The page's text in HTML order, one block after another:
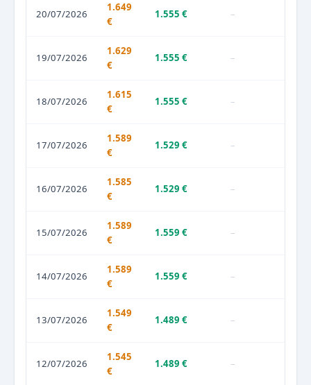
20/07/2026
1.649
€
1.555 € –
19/07/2026
1.629
€
1.555 € –
18/07/2026
1.615
€
1.555 € –
17/07/2026
1.589
€
1.529 € –
16/07/2026
1.585
€
1.529 € –
15/07/2026
1.589
€
1.559 € –
14/07/2026
1.589
€
1.559 € –
13/07/2026
1.549
€
1.489 € –
12/07/2026
1.545
€
1.489 € –